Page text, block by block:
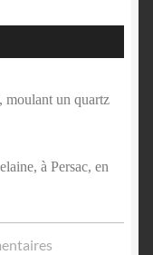
moulant un quartz
à Persac, en